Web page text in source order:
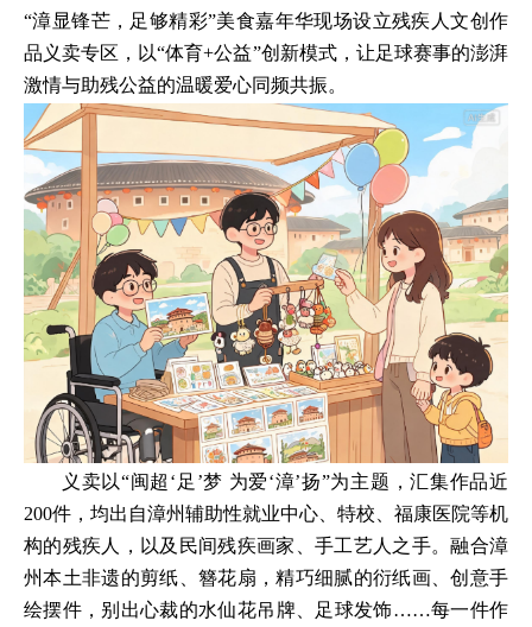
“漳显锋芒，足够精彩”美食嘉年华现场设立残疾人文创作
品义卖专区，以“体育+公益”创新模式，让足球赛事的澎湃
激情与助残公益的温暖爱心同频共振。
义卖以“闽超‘足’梦 为爱‘漳’扬”为主题，汇集作品近
200件，均出自漳州辅助性就业中心、特校、福康医院等机
构的残疾人，以及民间残疾画家、手工艺人之手。融合漳
州本土非遗的剪纸、簪花扇，精巧细腻的衍纸画、创意手
绘摆件，别出心裁的水仙花吊牌、足球发饰……每一件作